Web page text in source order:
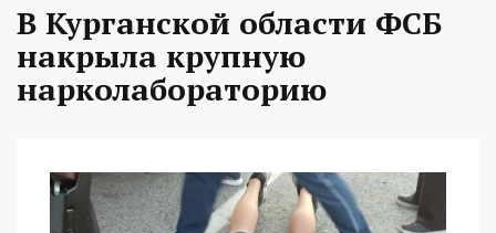
В Курганской области ФСБ
накрыла крупную
нарколабораторию